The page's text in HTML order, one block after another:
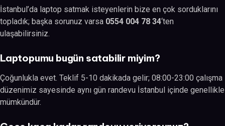
İstanbul’da laptop satmak isteyenlerin bize en çok sorduklarını
topladık; başka sorunuz varsa 0554 004 78 34‘ten
ulaşabilirsiniz.
Laptopumu bugün satabilir miyim?
Çoğunlukla evet. Teklif 5-10 dakikada gelir; 08:00-23:00 çalışma
düzenimiz sayesinde aynı gün randevu İstanbul içinde genellikle
mümkündür.